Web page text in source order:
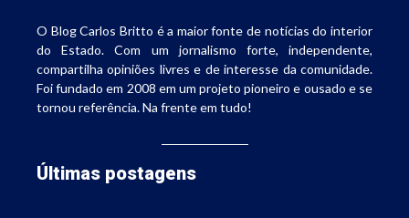
O Blog Carlos Britto é a maior fonte de notícias do interior
do Estado. Com um jornalismo forte, independente,
compartilha opiniões livres e de interesse da comunidade.
Foi fundado em 2008 em um projeto pioneiro e ousado e se
tornou referência. Na frente em tudo!
Últimas postagens